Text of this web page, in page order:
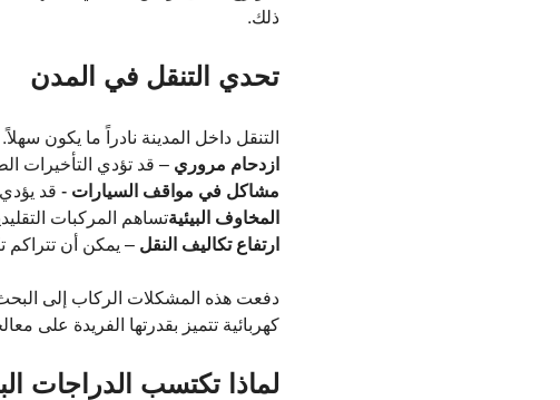
ذلك.
تحدي التنقل في المدن
التنقل داخل المدينة نادراً ما يكون
ازدحام مروري – قد تؤدي التأخيرات
مشاكل في مواقف السيارات - قد يؤدي
المخاوف البيئيةتساهم المركبات
ارتفاع تكاليف النقل – يمكن أن تتراكم
دفعت هذه المشكلات الركاب إلى البحث
كهربائية تتميز بقدرتها الفريدة على
لماذا تكتسب الدراجات